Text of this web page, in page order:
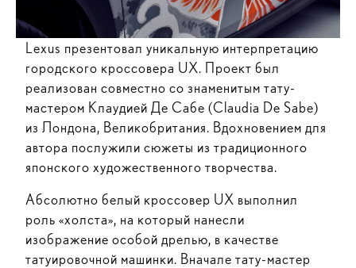
Lexus презентовал уникальную интерпретацию
городского кроссовера UX. Проект был
реализован совместно со знаменитым тату-
мастером Клаудией Де Сабе (Claudia De Sabe)
из Лондона, Великобритания. Вдохновением для
автора послужили сюжеты из традиционного
японского художественного творчества.
Абсолютно белый кроссовер UX выполнил
роль «холста», на который нанесли
изображение особой дрелью, в качестве
татуировочной машинки. Вначале тату-мастер